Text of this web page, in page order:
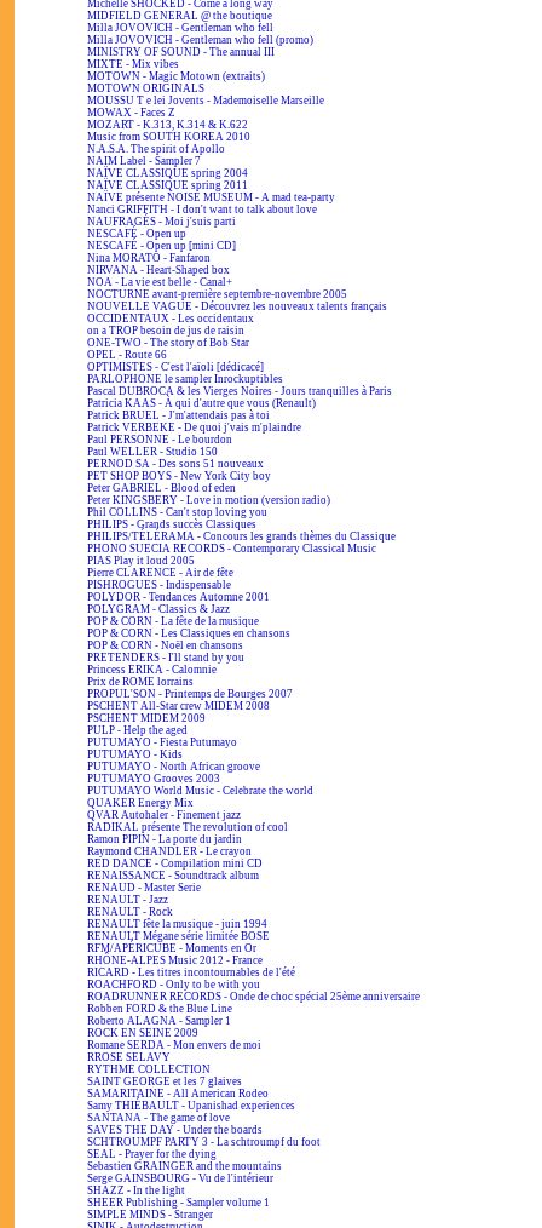
Michelle SHOCKED - Come a long way
MIDFIELD GENERAL @ the boutique
Milla JOVOVICH - Gentleman who fell
Milla JOVOVICH - Gentleman who fell (promo)
MINISTRY OF SOUND - The annual III
MIXTE - Mix vibes
MOTOWN - Magic Motown (extraits)
MOTOWN ORIGINALS
MOUSSU T e lei Jovents - Mademoiselle Marseille
MOWAX - Faces Z
MOZART - K.313, K.314 & K.622
Music from SOUTH KOREA 2010
N.A.S.A. The spirit of Apollo
NAIM Label - Sampler 7
NAÏVE CLASSIQUE spring 2004
NAÏVE CLASSIQUE spring 2011
NAÏVE présente NOISE MUSEUM - A mad tea-party
Nanci GRIFFITH - I don't want to talk about love
NAUFRAGÉS - Moi j'suis parti
NESCAFÉ - Open up
NESCAFÉ - Open up [mini CD]
Nina MORATO - Fanfaron
NIRVANA - Heart-Shaped box
NOA - La vie est belle - Canal+
NOCTURNE avant-première septembre-novembre 2005
NOUVELLE VAGUE - Découvrez les nouveaux talents français
OCCIDENTAUX - Les occidentaux
on a TROP besoin de jus de raisin
ONE-TWO - The story of Bob Star
OPEL - Route 66
OPTIMISTES - C'est l'aïoli [dédicacé]
PARLOPHONE le sampler Inrockuptibles
Pascal DUBROCA & les Vierges Noires - Jours tranquilles à Paris
Patricia KAAS - À qui d'autre que vous (Renault)
Patrick BRUEL - J'm'attendais pas à toi
Patrick VERBEKE - De quoi j'vais m'plaindre
Paul PERSONNE - Le bourdon
Paul WELLER - Studio 150
PERNOD SA - Des sons 51 nouveaux
PET SHOP BOYS - New York City boy
Peter GABRIEL - Blood of eden
Peter KINGSBERY - Love in motion (version radio)
Phil COLLINS - Can't stop loving you
PHILIPS - Grands succès Classiques
PHILIPS/TÉLÉRAMA - Concours les grands thèmes du Classique
PHONO SUECIA RECORDS - Contemporary Classical Music
PIAS Play it loud 2005
Pierre CLARENCE - Air de fête
PISHROGUES - Indispensable
POLYDOR - Tendances Automne 2001
POLYGRAM - Classics & Jazz
POP & CORN - La fête de la musique
POP & CORN - Les Classiques en chansons
POP & CORN - Noël en chansons
PRETENDERS - I'll stand by you
Princess ERIKA - Calomnie
Prix de ROME lorrains
PROPUL'SON - Printemps de Bourges 2007
PSCHENT All-Star crew MIDEM 2008
PSCHENT MIDEM 2009
PULP - Help the aged
PUTUMAYO - Fiesta Putumayo
PUTUMAYO - Kids
PUTUMAYO - North African groove
PUTUMAYO Grooves 2003
PUTUMAYO World Music - Celebrate the world
QUAKER Energy Mix
QVAR Autohaler - Finement jazz
RADIKAL présente The revolution of cool
Ramon PIPIN - La porte du jardin
Raymond CHANDLER - Le crayon
RED DANCE - Compilation mini CD
RENAISSANCE - Soundtrack album
RENAUD - Master Serie
RENAULT - Jazz
RENAULT - Rock
RENAULT fête la musique - juin 1994
RENAULT Mégane série limitée BOSE
RFM/APÉRICUBE - Moments en Or
RHÔNE-ALPES Music 2012 - France
RICARD - Les titres incontournables de l'été
ROACHFORD - Only to be with you
ROADRUNNER RECORDS - Onde de choc spécial 25ème anniversaire
Robben FORD & the Blue Line
Roberto ALAGNA - Sampler 1
ROCK EN SEINE 2009
Romane SERDA - Mon envers de moi
RROSE SELAVY
RYTHME COLLECTION
SAINT GEORGE et les 7 glaives
SAMARITAINE - All American Rodeo
Samy THIÉBAULT - Upanishad experiences
SANTANA - The game of love
SAVES THE DAY - Under the boards
SCHTROUMPF PARTY 3 - La schtroumpf du foot
SEAL - Prayer for the dying
Sebastien GRAINGER and the mountains
Serge GAINSBOURG - Vu de l'intérieur
SHAZZ - In the light
SHEER Publishing - Sampler volume 1
SIMPLE MINDS - Stranger